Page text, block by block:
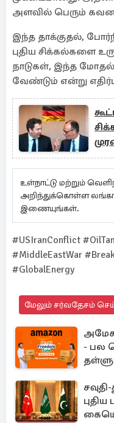
அளவில் பெரும்
இந்த தாக்குதல்,
புதிய சிக்கல்களை
நாடுகள், இந்த மோதல்
வேண்டும் என்று
உள்நாட்டு மற்றும்
அறிந்துக்கொள்ள
இணையுங்கள்.
#USIranConflict
#MiddleEastWar
#GlobalEnergy
மேலும் சர்வதேசம்
- பல